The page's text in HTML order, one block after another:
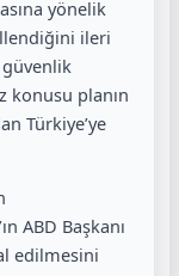
yönelik
ileri
konusu planın
Türkiye’ye
ABD Başkanı
edilmesini